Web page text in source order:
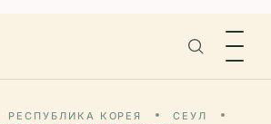
РЕСПУБЛИКА КОРЕЯ
СЕУЛ